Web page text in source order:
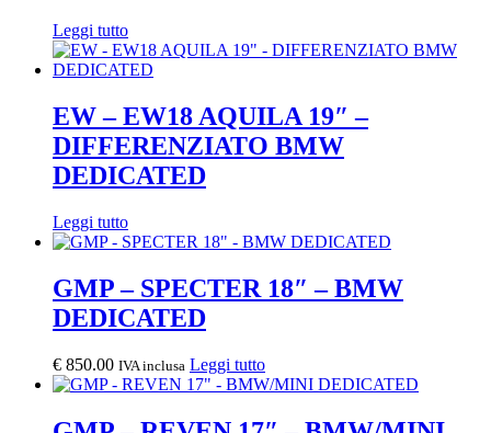
Leggi tutto
EW – EW18 AQUILA 19″ –
DIFFERENZIATO BMW
DEDICATED
Leggi tutto
GMP – SPECTER 18″ – BMW
DEDICATED
€ 850.00 IVA inclusa Leggi tutto